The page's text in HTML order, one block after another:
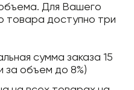
Для Вашего
товара доступно три
сумма заказа 15
за объем до 8%)